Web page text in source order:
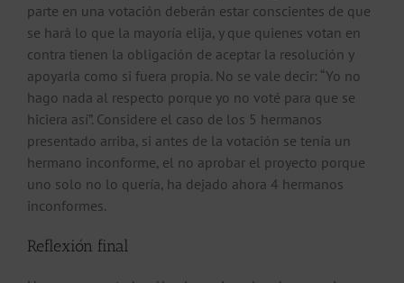
parte en una votación deberán estar conscientes de que
se hará lo que la mayoría elija, y que quienes votan en
contra tienen la obligación de aceptar la resolución y
apoyarla como si fuera propia. No se vale decir: “Yo no
hago nada al respecto porque yo no voté para que se
hiciera así”. Considere el caso de los 5 hermanos
presentado arriba, si antes de la votación se tenía un
hermano inconforme, el no aprobar el proyecto porque
uno solo no lo quería, ha dejado ahora 4 hermanos
inconformes.
Reflexión final